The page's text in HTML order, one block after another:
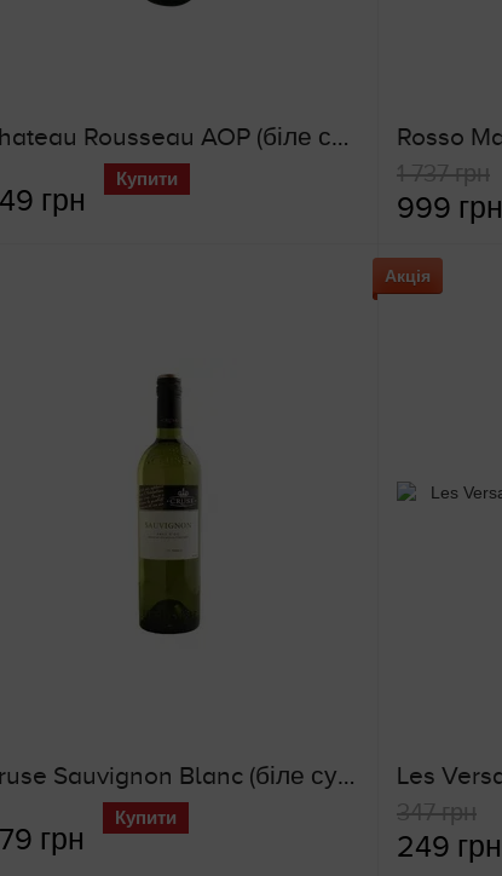
Chateau Rousseau AOP (біле сухе вино)
грн
Купити 1 737 грн
999 грн
Cruse Sauvignon Blanc (біле сухе вино)
грн
Купити
Акція
347 грн
249 грн